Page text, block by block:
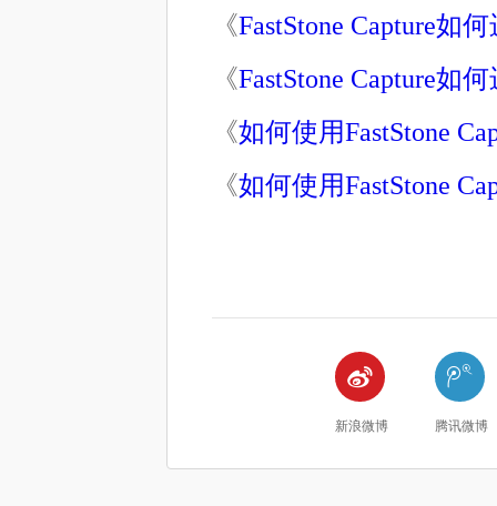
《FastStone Capture如
《FastStone Capture如
《如何使用FastStone
《如何使用FastStone

新浪微博

腾讯微博